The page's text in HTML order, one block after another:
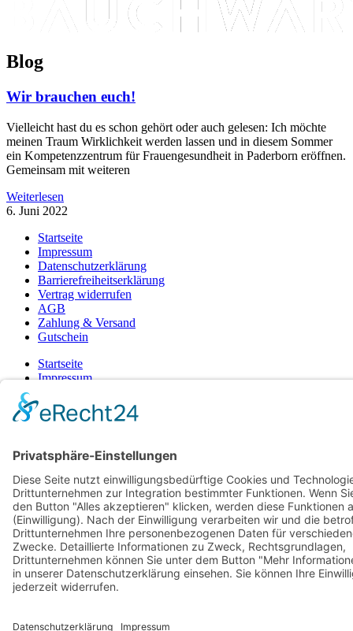
Blog
Wir brauchen euch!
Vielleicht hast du es schon gehört oder auch gelesen: Ich möchte
meinen Traum Wirklichkeit werden lassen und in diesem Sommer
ein Kompetenzzentrum für Frauengesundheit in Paderborn eröffnen.
Gemeinsam mit weiteren
Weiterlesen
6. Juni 2022
Startseite
Impressum
Datenschutzerklärung
Barrierefreiheitserklärung
Vertrag widerrufen
AGB
Zahlung & Versand
Gutschein
Startseite
Impressum
Barrierefreiheitserklärung
Vertrag widerrufen
Zahlung & Versand
Gutschein
© 2026Bauchwärts Paderborn|hello@bauchwaerts-paderborn.de